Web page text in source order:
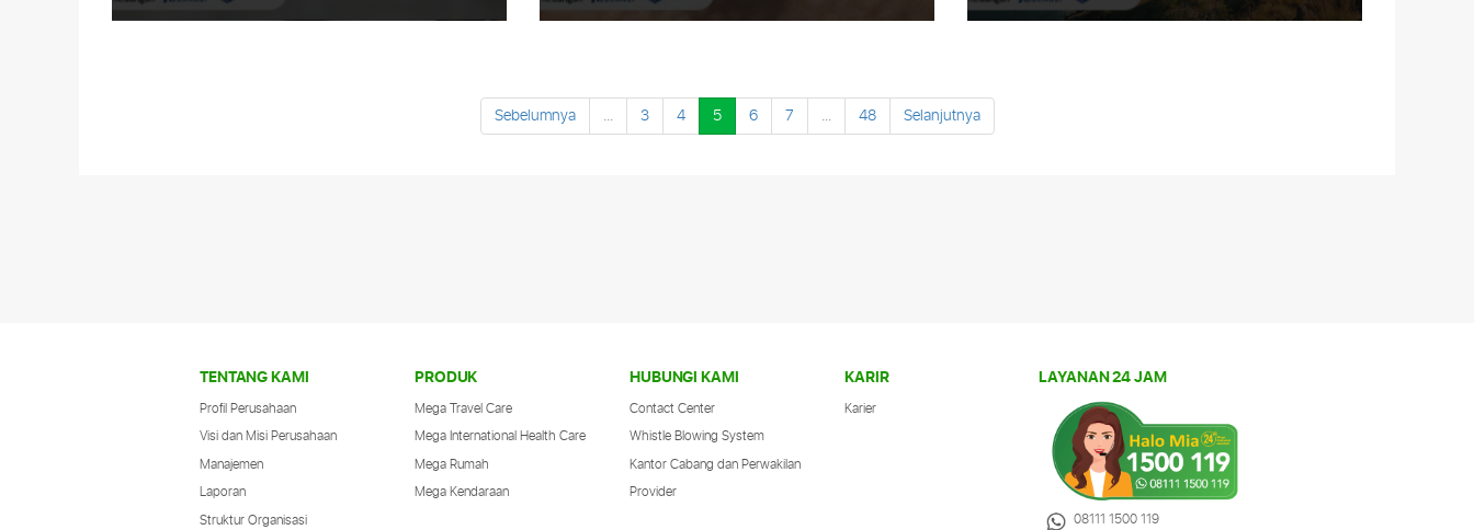
Sebelumnya ... 3 4 5 6 7 ... 48 Selanjutnya
TENTANG KAMI
Profil Perusahaan
Visi dan Misi Perusahaan
Manajemen
Laporan
Struktur Organisasi
PRODUK
Mega Travel Care
Mega International Health Care
Mega Rumah
Mega Kendaraan
HUBUNGI KAMI
Contact Center
Whistle Blowing System
Kantor Cabang dan Perwakilan
Provider
KARIR
Karier
LAYANAN 24 JAM
08111 1500 119